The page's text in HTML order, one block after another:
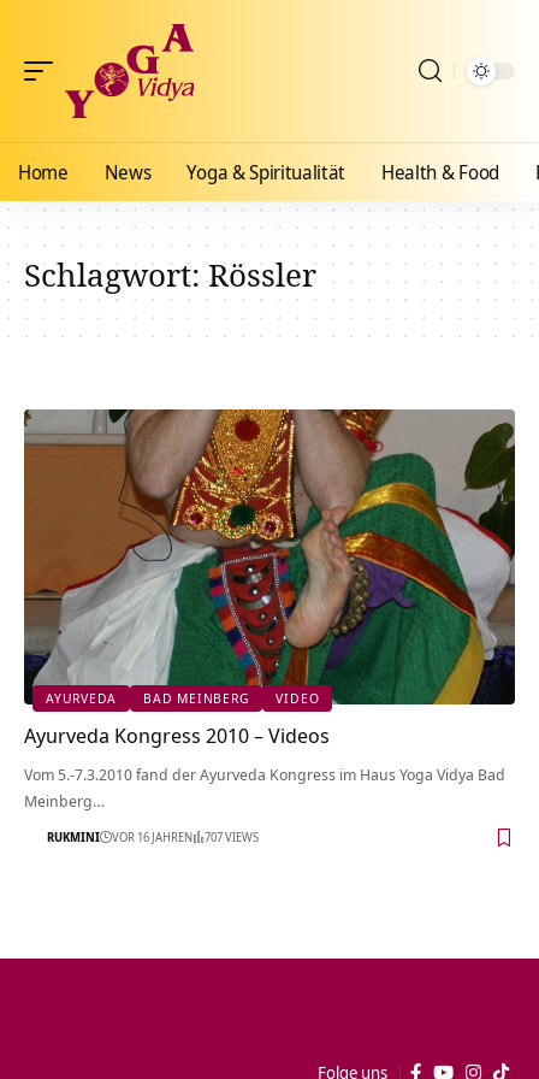
Home News Yoga & Spiritualität Health & Food
Schlagwort:Rössler
AYURVEDA BAD MEINBERG VIDEO
Ayurveda Kongress 2010 – Videos
Vom 5.-7.3.2010 fand der Ayurveda Kongress im Haus Yoga Vidya Bad
Meinberg…
RUKMINI VOR 16 JAHREN 707 VIEWS
Folge uns